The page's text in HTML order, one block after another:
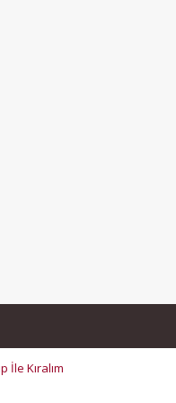
İle Kıralım